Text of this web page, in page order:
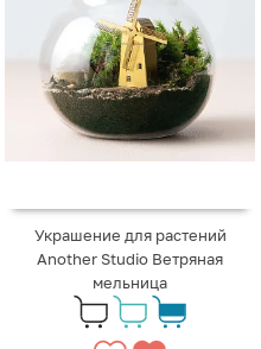
Украшение для растений
Another Studio Ветряная
мельница